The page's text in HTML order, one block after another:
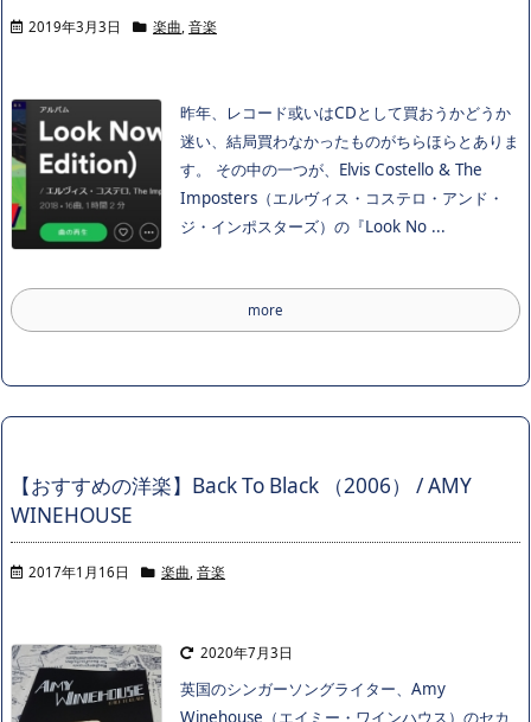
2019年3月3日 楽曲, 音楽
昨年、レコード或いはCDとして買おうかどうか
迷い、結局買わなかったものがちらほらとありま
す。 その中の一つが、Elvis Costello & The
Imposters（エルヴィス・コステロ・アンド・
ジ・インポスターズ）の『Look No ...
more
【おすすめの洋楽】Back To Black （2006） / AMY
WINEHOUSE
2017年1月16日 楽曲, 音楽
2020年7月3日
英国のシンガーソングライター、Amy
Winehouse（エイミー・ワインハウス）のセカ